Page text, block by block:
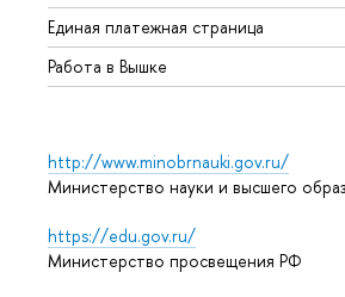
Единая платежная страница
Работа в Вышке
http://www.minobrnauki.gov.ru/
Министерство науки и высшего
https://edu.gov.ru/
Министерство просвещения РФ